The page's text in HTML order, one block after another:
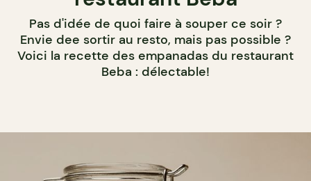
Pas d'idée de quoi faire à souper ce soir ?
Envie dee sortir au resto, mais pas possible ?
Voici la recette des empanadas du restaurant
Beba : délectable!